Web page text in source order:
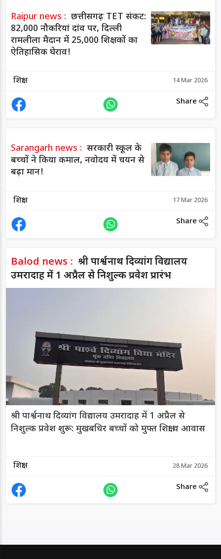
Raipur news : छत्तीसगढ़ TET संकट:
82,000 नौकरियां दांव पर, दिल्ली
रामलीला मैदान में 25,000 शिक्षकों का
ऐतिहासिक घेराव!
शिक्षा 14 Mar 2026
Share
Sarangarh news : सरकारी स्कूल के
बच्चों ने किया कमाल, नवोदय में चयन से
बढ़ा मान!
शिक्षा 17 Mar 2026
Share
Balod news : श्री पार्श्वनाथ दिव्यांग विद्यालय
उमरादाह में 1 अप्रैल से निशुल्क प्रवेश प्रारंभ
श्री पार्श्वनाथ दिव्यांग विद्यालय उमरादाह में 1 अप्रैल से
निशुल्क प्रवेश शुरू: मुखबधिर बच्चों को मुफ्त शिक्षा व आवास
शिक्षा 28 Mar 2026
Share